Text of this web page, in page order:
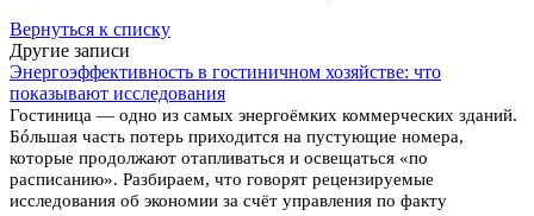
Вернуться к списку
Другие записи
Энергоэффективность в гостиничном хозяйстве: что
показывают исследования
Гостиница — одно из самых энергоёмких коммерческих зданий.
Бóльшая часть потерь приходится на пустующие номера,
которые продолжают отапливаться и освещаться «по
расписанию». Разбираем, что говорят рецензируемые
исследования об экономии за счёт управления по факту